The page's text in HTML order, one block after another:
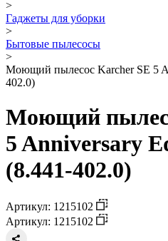
>
Гаджеты для уборки
>
Бытовые пылесосы
>
Моющий пылесос Karcher SE 5
402.0)
Моющий
5 Anniversary
(8.441-402.0)
Артикул: 1215102
Артикул: 1215102